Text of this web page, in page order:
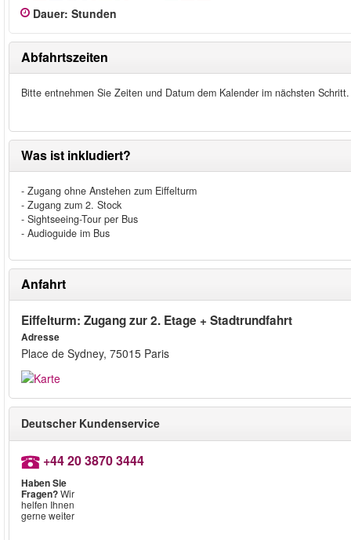
Dauer: Stunden
Abfahrtszeiten
Bitte entnehmen Sie Zeiten und Datum dem Kalender im nächsten Schritt.
Was ist inkludiert?
- Zugang ohne Anstehen zum Eiffelturm
- Zugang zum 2. Stock
- Sightseeing-Tour per Bus
- Audioguide im Bus
Anfahrt
Eiffelturm: Zugang zur 2. Etage + Stadtrundfahrt
Adresse
Place de Sydney, 75015 Paris
Deutscher Kundenservice
+44 20 3870 3444
Haben Sie
Fragen?Wir
helfen Ihnen
gerne weiter